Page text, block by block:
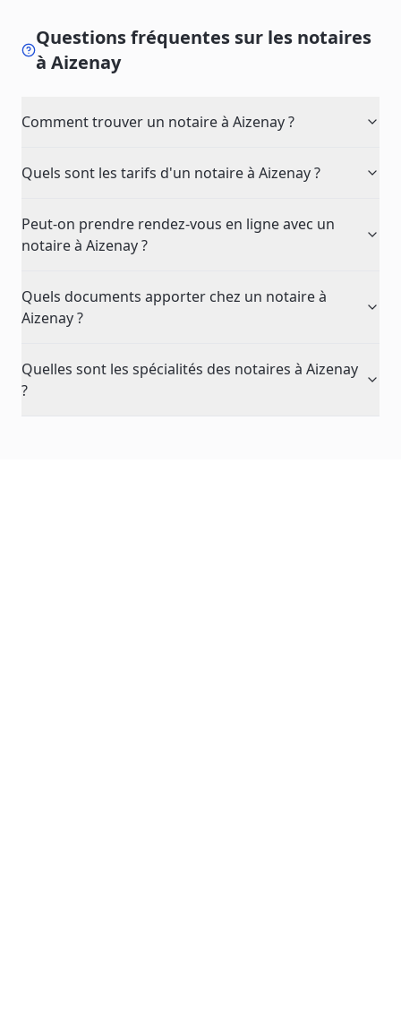
Questions fréquentes sur les notaires
àAizenay
Comment trouver un notaire à Aizenay ?
Quels sont les tarifs d'un notaire à Aizenay ?
Peut-on prendre rendez-vous en ligne avec un
notaire à Aizenay ?
Quels documents apporter chez un notaire à
Aizenay ?
Quelles sont les spécialités des notaires à Aizenay
?